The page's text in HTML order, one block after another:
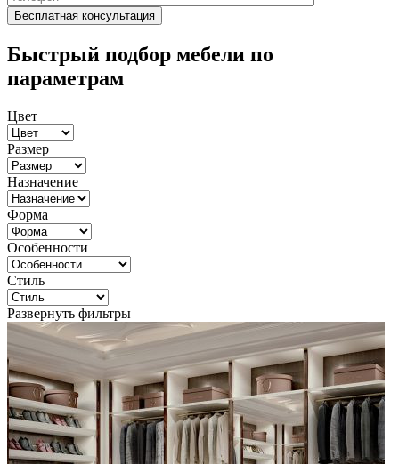
Быстрый подбор мебели по
параметрам
Цвет
Размер
Назначение
Форма
Особенности
Стиль
Развернуть фильтры